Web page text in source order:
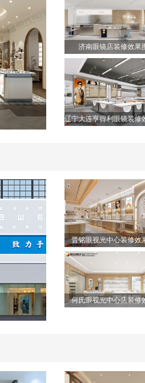
济南眼镜店装修效果
辽宁大连亨得利眼镜装修
晋铭眼视光中心装修效
何氏眼视光中心店装修